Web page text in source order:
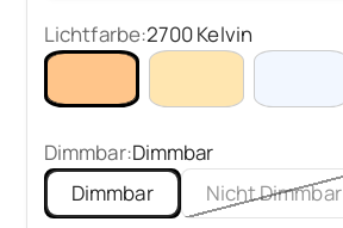
Lichtfarbe:2700 Kelvin
Dimmbar:Dimmbar
Dimmbar
Nicht Dimmbar